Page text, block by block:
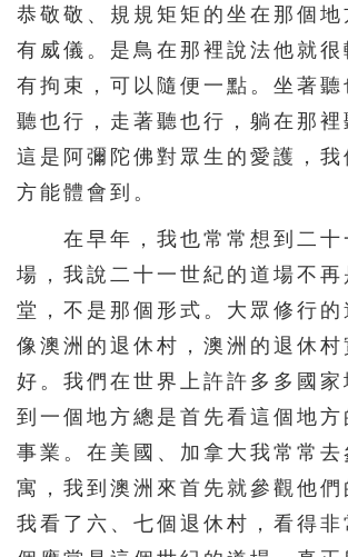
恭敬敬、規規矩矩的坐在那個地
有威儀。是鳥在那裡說法他就很
有拘束，可以隨便一點。坐著聽
聽也行，走著聽也行，躺在那裡
這是阿彌陀佛對眾生的愛護，我
方能體會到。
在早年，我也常常想到二十
場，我說二十一世紀的道場不再
堂，不是那個形式。大眾修行的
像澳洲的退休村，澳洲的退休村
好。我們在世界上許許多多國家
到一個地方總是首先看這個地方
事業。在美國、加拿大我常常去
寓，我到澳洲來首先就參觀他們
我看了六、七個退休村，看得非